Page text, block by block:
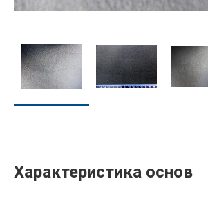
Характеристика основ